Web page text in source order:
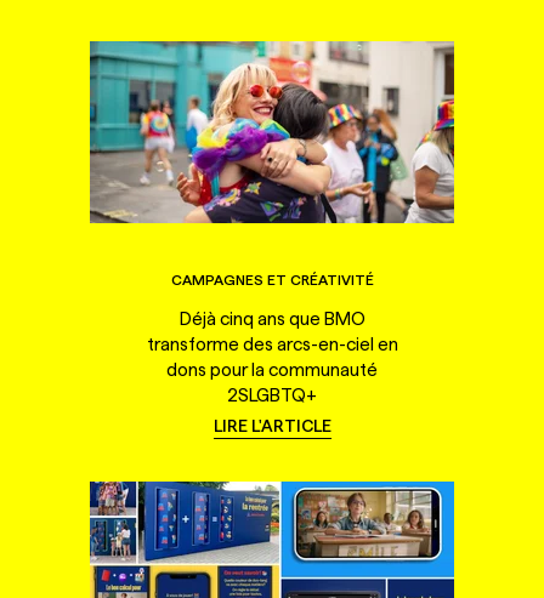
CAMPAGNES ET CRÉATIVITÉ
Déjà cinq ans que BMO
transforme des arcs-en-ciel en
dons pour la communauté
2SLGBTQ+
LIRE L'ARTICLE